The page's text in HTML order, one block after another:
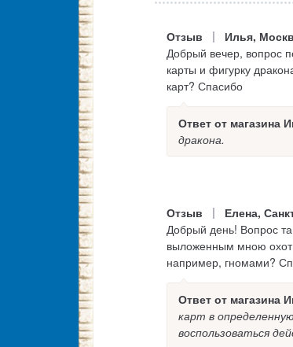
Отзыв | Илья,
Добрый вечер, вопрос
карты и фигурку
карт? Спасибо
Ответ от магазина
дракона.
Отзыв | Елена,
Добрый день! Вопрос
выложенным мною
например, гномами?
Ответ от магазина
карт в
воспользоваться